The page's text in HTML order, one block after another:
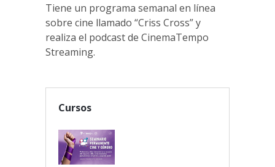
Tiene un programa semanal en línea
sobre cine llamado “Criss Cross” y
realiza el podcast de CinemaTempo
Streaming.
Cursos